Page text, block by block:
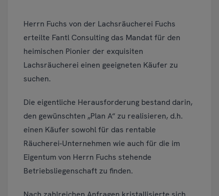
Herrn Fuchs von der Lachsräucherei Fuchs
erteilte Fantl Consulting das Mandat für den
heimischen Pionier der exquisiten
Lachsräucherei einen geeigneten Käufer zu
suchen.
Die eigentliche Herausforderung bestand darin,
den gewünschten „Plan A“ zu realisieren, d.h.
einen Käufer sowohl für das rentable
Räucherei-Unternehmen wie auch für die im
Eigentum von Herrn Fuchs stehende
Betriebsliegenschaft zu finden.